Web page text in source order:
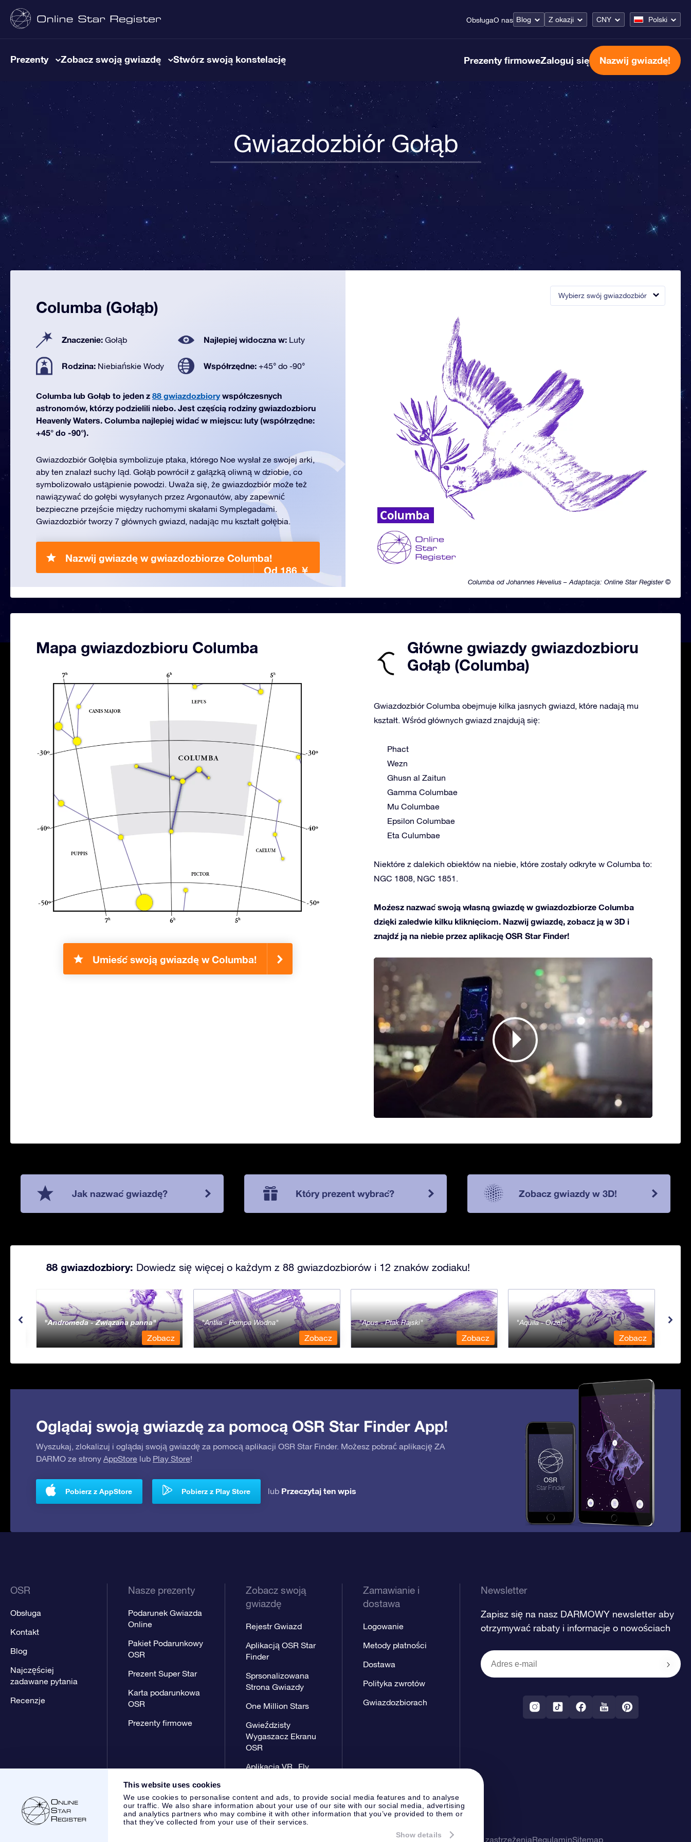
This website uses cookies
We use cookies to personalise content and ads, to provide social media features and to analyse
our traffic. We also share information about your use of our site with our social media, advertising
and analytics partners who may combine it with other information that you’ve provided to them or
that they’ve collected from your use of their services.
Show details
ObsługaO nas Blog Z okazji CNY Polski
Prezenty Zobacz swoją gwiazdę Stwórz swoją konstelację Prezenty firmoweZaloguj się Nazwij gwiazdę!
Gwiazdozbiór Gołąb
Wybierz swój gwiazdozbiór
Columba od Johannes Hevelius – Adaptacja: Online Star Register ©
Columba (Gołąb)
Znaczenie: Gołąb Najlepiej widoczna w: Luty
Rodzina: Niebiańskie Wody Współrzędne: +45° do -90°
Columba lub Gołąb to jeden z 88 gwiazdozbiorywspółczesnych
astronomów, którzy podzielili niebo. Jest częścią rodziny gwiazdozbioru
Heavenly Waters. Columba najlepiej widać w miejscu: luty (współrzędne:
+45° do -90°).
Gwiazdozbiór Gołębia symbolizuje ptaka, którego Noe wysłał ze swojej arki,
aby ten znalazł suchy ląd. Gołąb powrócił z gałązką oliwną w dziobie, co
symbolizowało ustąpienie powodzi. Uważa się, że gwiazdozbiór może też
nawiązywać do gołębi wysyłanych przez Argonautów, aby zapewnić
bezpieczne przejście między ruchomymi skałami Symplegadami.
Gwiazdozbiór tworzy 7 głównych gwiazd, nadając mu kształt gołębia.
Nazwij gwiazdę w gwiazdozbiorze Columba!
Od 186 ￥
Mapa gwiazdozbioru Columba
Umieść swoją gwiazdę w Columba!
Główne gwiazdy gwiazdozbioru
Gołąb (Columba)
Gwiazdozbiór Columba obejmuje kilka jasnych gwiazd, które nadają mu
kształt. Wśród głównych gwiazd znajdują się:
Phact
Wezn
Ghusn al Zaitun
Gamma Columbae
Mu Columbae
Epsilon Columbae
Eta Culumbae
Niektóre z dalekich obiektów na niebie, które zostały odkryte w Columba to:
NGC 1808, NGC 1851.
Możesz nazwać swoją własną gwiazdę w gwiazdozbiorze Columba
dzięki zaledwie kilku kliknięciom. Nazwij gwiazdę, zobacz ją w 3D i
znajdź ją na niebie przez aplikację OSR Star Finder!
Jak nazwać gwiazdę? Który prezent wybrać? Zobacz gwiazdy w 3D!
88 gwiazdozbiory: Dowiedz się więcej o każdym z 88 gwiazdozbiorów i 12 znaków zodiaku!
Andromeda - Związana panna
Zobacz
Antlia - Pompa Wodna
Zobacz
Apus - Ptak Rajski
Zobacz
Aquila - Orzeł
Zobacz
Oglądaj swoją gwiazdę za pomocą OSR Star Finder App!
Wyszukaj, zlokalizuj i oglądaj swoją gwiazdę za pomocą aplikacji OSR Star Finder. Możesz pobrać aplikację ZA
DARMO ze strony AppStore lub Play Store!
Pobierz z AppStore Pobierz z Play Store lub Przeczytaj ten wpis
OSR
Obsługa
Kontakt
Blog
Najczęściej
zadawane pytania
Recenzje
Nasze prezenty
Podarunek Gwiazda
Online
Pakiet Podarunkowy
OSR
Prezent Super Star
Karta podarunkowa
OSR
Prezenty firmowe
Zobacz swoją
gwiazdę
Rejestr Gwiazd
Aplikacją OSR Star
Finder
Sprsonalizowana
Strona Gwiazdy
One Million Stars
Gwieździsty
Wygaszacz Ekranu
OSR
Aplikacja VR „Fly
Zamawianie i
dostawa
Logowanie
Metody płatności
Dostawa
Polityka zwrotów
Gwiazdozbiorach
Newsletter
Zapisz się na nasz DARMOWY newsletter aby
otrzymywać rabaty i informacje o nowościach
Strona prasowaPolityka prywatności i zastrzeżeniaRegulaminSitemap